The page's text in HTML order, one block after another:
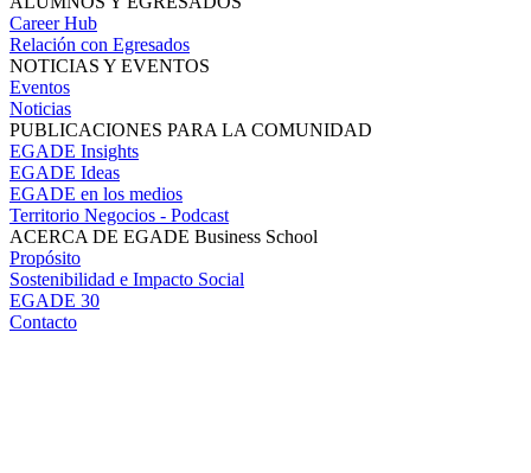
Career Hub
Relación con Egresados
NOTICIAS Y EVENTOS
Eventos
Noticias
PUBLICACIONES PARA LA COMUNIDAD
EGADE Insights
EGADE Ideas
EGADE en los medios
Territorio Negocios - Podcast
ACERCA DE EGADE Business School
Propósito
Sostenibilidad e Impacto Social
EGADE 30
Contacto